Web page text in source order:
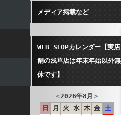
メディア掲載など
WEB SHOPカレンダー【実店
舗の浅草店は年末年始以外無
休です】
＜2026年8月 ＞
日
月 火 水 木 金 土